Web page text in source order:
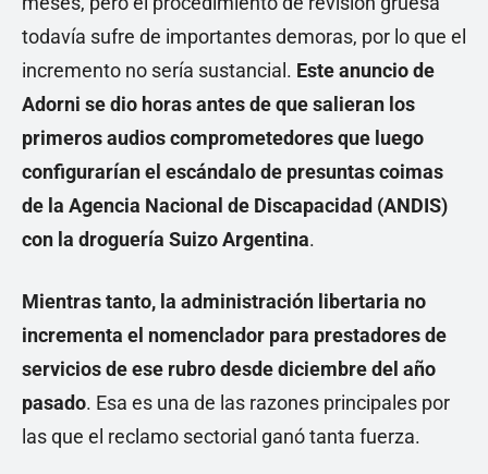
todavía sufre de importantes demoras, por lo que el
incremento no sería sustancial. Este anuncio de
Adorni se dio horas antes de que salieran los
primeros audios comprometedores que luego
configurarían el escándalo de presuntas coimas
de la Agencia Nacional de Discapacidad (ANDIS)
con la droguería Suizo Argentina.
Mientras tanto, la administración libertaria no
incrementa el nomenclador para prestadores de
servicios de ese rubro desde diciembre del año
pasado. Esa es una de las razones principales por
las que el reclamo sectorial ganó tanta fuerza.